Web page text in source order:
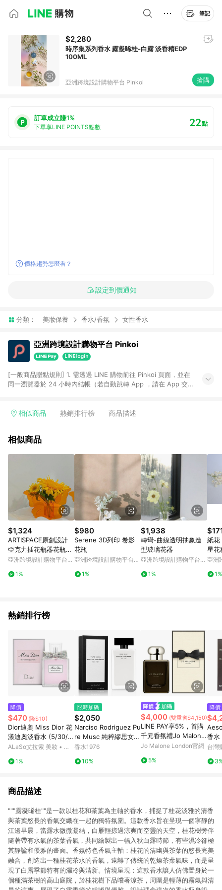
筆記
$2,280
時序集系列香水 露凝晞桂-白露 淡香精EDP
100ML
亞洲跨境設計購物平台 Pinkoi 搶購
訂單成立賺1%
下單享LINE POINTS點數 22點
價格趨勢怎麼看？
設定到價通知
分類： 美妝保養 香水/香氛 女性香水
亞洲跨境設計購物平台 Pinkoi
[一般商品贈點規則] 1. 需透過 LINE 購物前往 Pinkoi 頁面，並在
同一瀏覽器於 24 小時內結帳（若自動跳轉 App ，請在 App 交
回饋訂單不得享有 Pinkoi 站方優惠，例如首購優惠，P coins，
行為，不具贈點資格，部分退款不在此限。 6. APP 請更新至
貨後 45 天後發送。 8. 群眾募資商品，禮物卡，開館保證金，補
運費，攤位費等不具贈點資格。 9. LINE 購物站上之商品規格、
顏色、價位、贈品如與 Pinkoi 商品資訊頁及購物車不符，以
Pinkoi 購物商品資訊頁及購物車標示為準。 10. 點數紅包使用規
則請以點數紅包活動說明為準。 11. 若於 LINE 購物前往 Pinkoi
頁面後才首次下載 Pinkoi APP 並完成訂單，不符合導購資格；承
上，首次下載 Pinkoi APP 後，需透過 LINE 購物前往 Pinkoi 頁
面，方享導購資格。
相似商品 熱銷排行榜 商品描述
相似商品
$1,324
ARTISPACE原創設計
亞克力插花瓶器花瓶擺
件
亞洲跨境設計購物平台
1%
$980
Serene 3D列印 卷影
花瓶
亞洲跨境設計購物平台
1%
$1,938
轉彎-曲線透明抽象造
型玻璃花器
亞洲跨境設計購物平台
1%
紙花
星花
米。
亞洲
1%
熱銷排行榜
降價
$470 (降$10)
Dior迪奧 Miss Dior 花
漾迪奧淡香水 (5/30/5
0/100ml)
ALaSo艾拉索 美妝 • 保
1%
限時加碼
$2,050
Narciso Rodriguez Pu
re Musc 純粹繆思女性
淡香精
香水1976
10%
$4,000 (雙重省$4,150)
LINE PAY享5%，首購
千元香氛禮Jo Malone
London 絲柏與葡萄藤
Jo Malone London官網
5%
降價
香
80
台灣
商品描述
"""露凝晞桂""是一款以桂花和茶葉為主軸的香水，捕捉了桂花淡雅的清香
與茶葉悠長的香氣交織在一起的獨特氛圍。這款香水旨在呈現一個寧靜的
江邊早晨，當露水微微凝結，白雁輕掠過涼爽而空靈的天空，桂花樹旁伴
隨著帶有水氣的茶葉香氣，共同繪製出一幅入秋白露時節，有些濕冷卻極
其靜謐和優雅的畫面。香氛特色香氣主軸：桂花的清幽與茶葉的悠長完美
融合，創造出一種桂花茶水的香氣，遠離了傳統的乾燥茶葉氣味，而是呈
現了白露季節特有的濕冷與清新。情境呈現：這款香水讓人仿佛置身於一
個種滿茶樹的高山庭院，於桂花樹下品嚐著涼茶，周圍是輕薄的霧氣與清